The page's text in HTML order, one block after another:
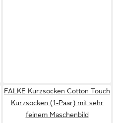
FALKE Kurzsocken Cotton Touch
Kurzsocken (1-Paar) mit sehr
feinem Maschenbild